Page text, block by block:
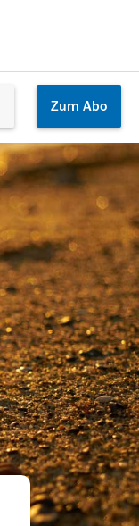
Zum Abo